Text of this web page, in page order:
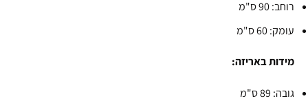
רוחב: 90 ס"מ
עומק: 60 ס"מ
מידות באריזה:
גובה: 89 ס"מ